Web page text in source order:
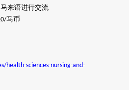
来语进行交流
马币
health-sciences-nursing-and-